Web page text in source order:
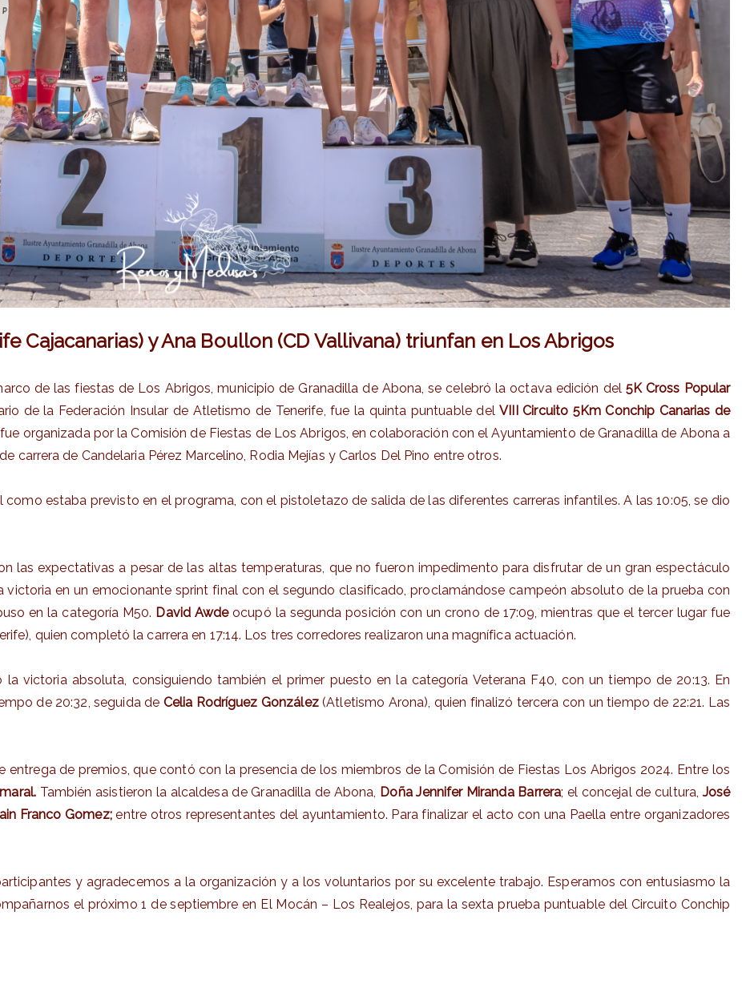
Cajacanarias) y Ana Boullon (CD Vallivana) triunfan en Los Abrigos
de las fiestas de Los Abrigos, municipio de Granadilla de Abona, se celebró la octava edición del 5K Cross Popular
de la Federación Insular de Atletismo de Tenerife, fue la quinta puntuable delVIII Circuito 5Km Conchip Canarias de
organizada por la Comisión de Fiestas de Los Abrigos, en colaboración con el Ayuntamiento de Granadilla de Abona a
carrera de Candelaria Pérez Marcelino, Rodia Mejías y Carlos Del Pino entre otros.
estaba previsto en el programa, con el pistoletazo de salida de las diferentes carreras infantiles. A las 10:05, se dio
las expectativas a pesar de las altas temperaturas, que no fueron impedimento para disfrutar de un gran espectáculo
victoria en un emocionante sprint final con el segundo clasificado, proclamándose campeón absoluto de la prueba con
en la categoría M50. David Awdeocupó la segunda posición con un crono de 17:09, mientras que el tercer lugar fue
quien completó la carrera en 17:14. Los tres corredores realizaron una magnífica actuación.
victoria absoluta, consiguiendo también el primer puesto en la categoría Veterana F40, con un tiempo de 20:13. En
de 20:32, seguida de Celia Rodríguez González(Atletismo Arona), quien finalizó tercera con un tiempo de 22:21. Las
entrega de premios, que contó con la presencia de los miembros de la Comisión de Fiestas Los Abrigos 2024. Entre los
También asistieron la alcaldesa de Granadilla de Abona, Doña Jennifer Miranda Barrera; el concejal de cultura, José
Franco Gomez;entre otros representantes del ayuntamiento. Para finalizar el acto con una Paella entre organizadores
y agradecemos a la organización y a los voluntarios por su excelente trabajo. Esperamos con entusiasmo la
el próximo 1 de septiembre en El Mocán – Los Realejos, para la sexta prueba puntuable del Circuito Conchip